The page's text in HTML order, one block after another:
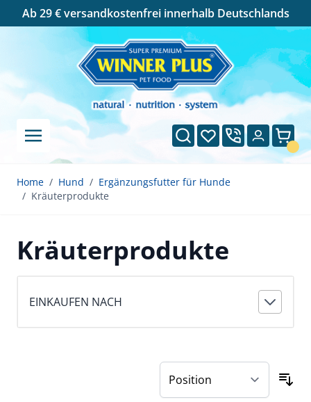
Ab 29 € versandkostenfrei innerhalb Deutschlands
Direkt zum Inhalt
SucheWunschliste
Home / Hund / Ergänzungsfutter für Hunde
/ Kräuterprodukte
Kräuterprodukte
EINKAUFEN NACH
Cookie-Einstellungen